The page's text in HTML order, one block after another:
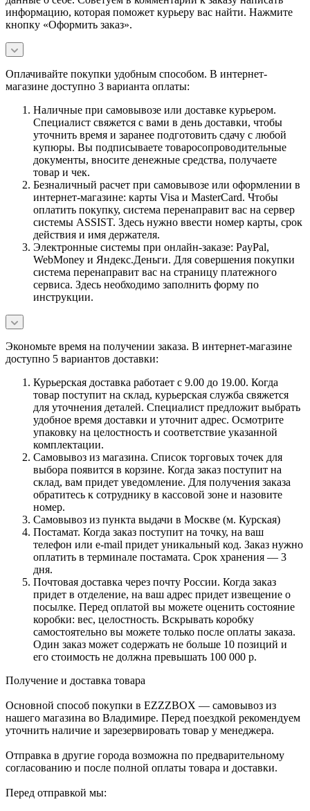
информацию, которая поможет курьеру вас найти. Нажмите
кнопку «Оформить заказ».
Оплачивайте покупки удобным способом. В интернет-
магазине доступно 3 варианта оплаты:
Наличные при самовывозе или доставке курьером.
Специалист свяжется с вами в день доставки, чтобы
уточнить время и заранее подготовить сдачу с любой
купюры. Вы подписываете товаросопроводительные
документы, вносите денежные средства, получаете
товар и чек.
Безналичный расчет при самовывозе или оформлении в
интернет-магазине: карты Visa и MasterCard. Чтобы
оплатить покупку, система перенаправит вас на сервер
системы ASSIST. Здесь нужно ввести номер карты, срок
действия и имя держателя.
Электронные системы при онлайн-заказе: PayPal,
WebMoney и Яндекс.Деньги. Для совершения покупки
система перенаправит вас на страницу платежного
сервиса. Здесь необходимо заполнить форму по
инструкции.
Экономьте время на получении заказа. В интернет-магазине
доступно 5 вариантов доставки:
Курьерская доставка работает с 9.00 до 19.00. Когда
товар поступит на склад, курьерская служба свяжется
для уточнения деталей. Специалист предложит выбрать
удобное время доставки и уточнит адрес. Осмотрите
упаковку на целостность и соответствие указанной
комплектации.
Самовывоз из магазина. Список торговых точек для
выбора появится в корзине. Когда заказ поступит на
склад, вам придет уведомление. Для получения заказа
обратитесь к сотруднику в кассовой зоне и назовите
номер.
Самовывоз из пункта выдачи в Москве (м. Курская)
Постамат. Когда заказ поступит на точку, на ваш
телефон или e-mail придет уникальный код. Заказ нужно
оплатить в терминале постамата. Срок хранения — 3
дня.
Почтовая доставка через почту России. Когда заказ
придет в отделение, на ваш адрес придет извещение о
посылке. Перед оплатой вы можете оценить состояние
коробки: вес, целостность. Вскрывать коробку
самостоятельно вы можете только после оплаты заказа.
Один заказ может содержать не больше 10 позиций и
его стоимость не должна превышать 100 000 р.
Получение и доставка товара
Основной способ покупки в EZZZBOX — самовывоз из
нашего магазина во Владимире. Перед поездкой рекомендуем
уточнить наличие и зарезервировать товар у менеджера.
Отправка в другие города возможна по предварительному
согласованию и после полной оплаты товара и доставки.
Перед отправкой мы: